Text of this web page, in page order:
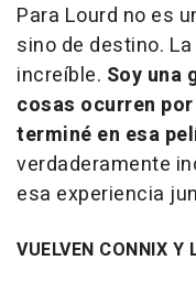
Para Lourd no es
sino de destino. La
increíble. Soy una
cosas ocurren
terminé en esa
verdaderamente
esa experiencia
VUELVEN CONNIX Y